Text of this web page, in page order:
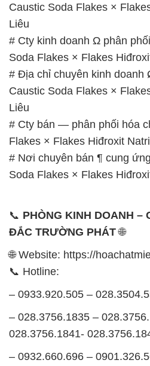
Caustic Soda Flakes ×
Liêu
# Cty kinh doanh Ω phân
Soda Flakes × Flakes
# Địa chỉ chuyên kinh doanh
Caustic Soda Flakes ×
Liêu
# Cty bán — phân phối hóa
Flakes × Flakes Hiđroxit
# Nơi chuyên bán ¶ cung
Soda Flakes × Flakes
📞 PHÒNG KINH DOANH –
ĐẮC TRƯỜNG PHÁT🌐
🌐 Website: https://
📞 Hotline:
– 0933.920.505 –
– 028.3756.1835 –
028.3756.1841-
– 0932.660.696 –